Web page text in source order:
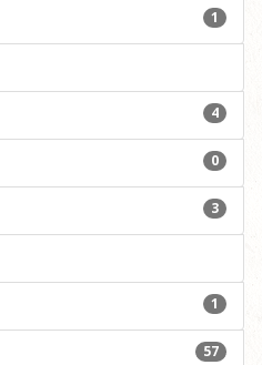
1
4
0
3
1
57